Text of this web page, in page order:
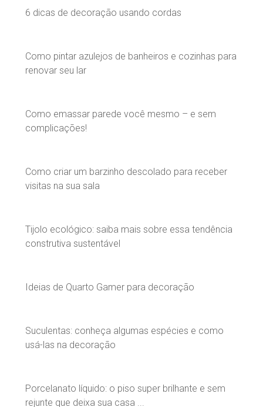
6 dicas de decoração usando cordas
Como pintar azulejos de banheiros e cozinhas para
renovar seu lar
Como emassar parede você mesmo – e sem
complicações!
Como criar um barzinho descolado para receber
visitas na sua sala
Tijolo ecológico: saiba mais sobre essa tendência
construtiva sustentável
Ideias de Quarto Gamer para decoração
Suculentas: conheça algumas espécies e como
usá-las na decoração
Porcelanato líquido: o piso super brilhante e sem
rejunte que deixa sua casa ...